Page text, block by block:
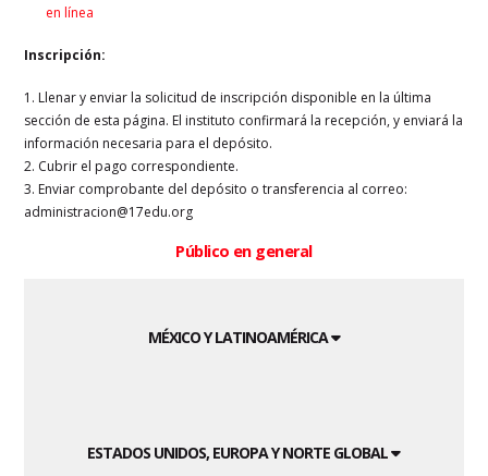
en línea
Inscripción:
1. Llenar y enviar la solicitud de inscripción disponible en la última
sección de esta página. El instituto confirmará la recepción, y enviará la
información necesaria para el depósito.
2. Cubrir el pago correspondiente.
3. Enviar comprobante del depósito o transferencia al correo:
administracion@17edu.org
Público en general
MÉXICO Y LATINOAMÉRICA
ESTADOS UNIDOS, EUROPA Y NORTE GLOBAL